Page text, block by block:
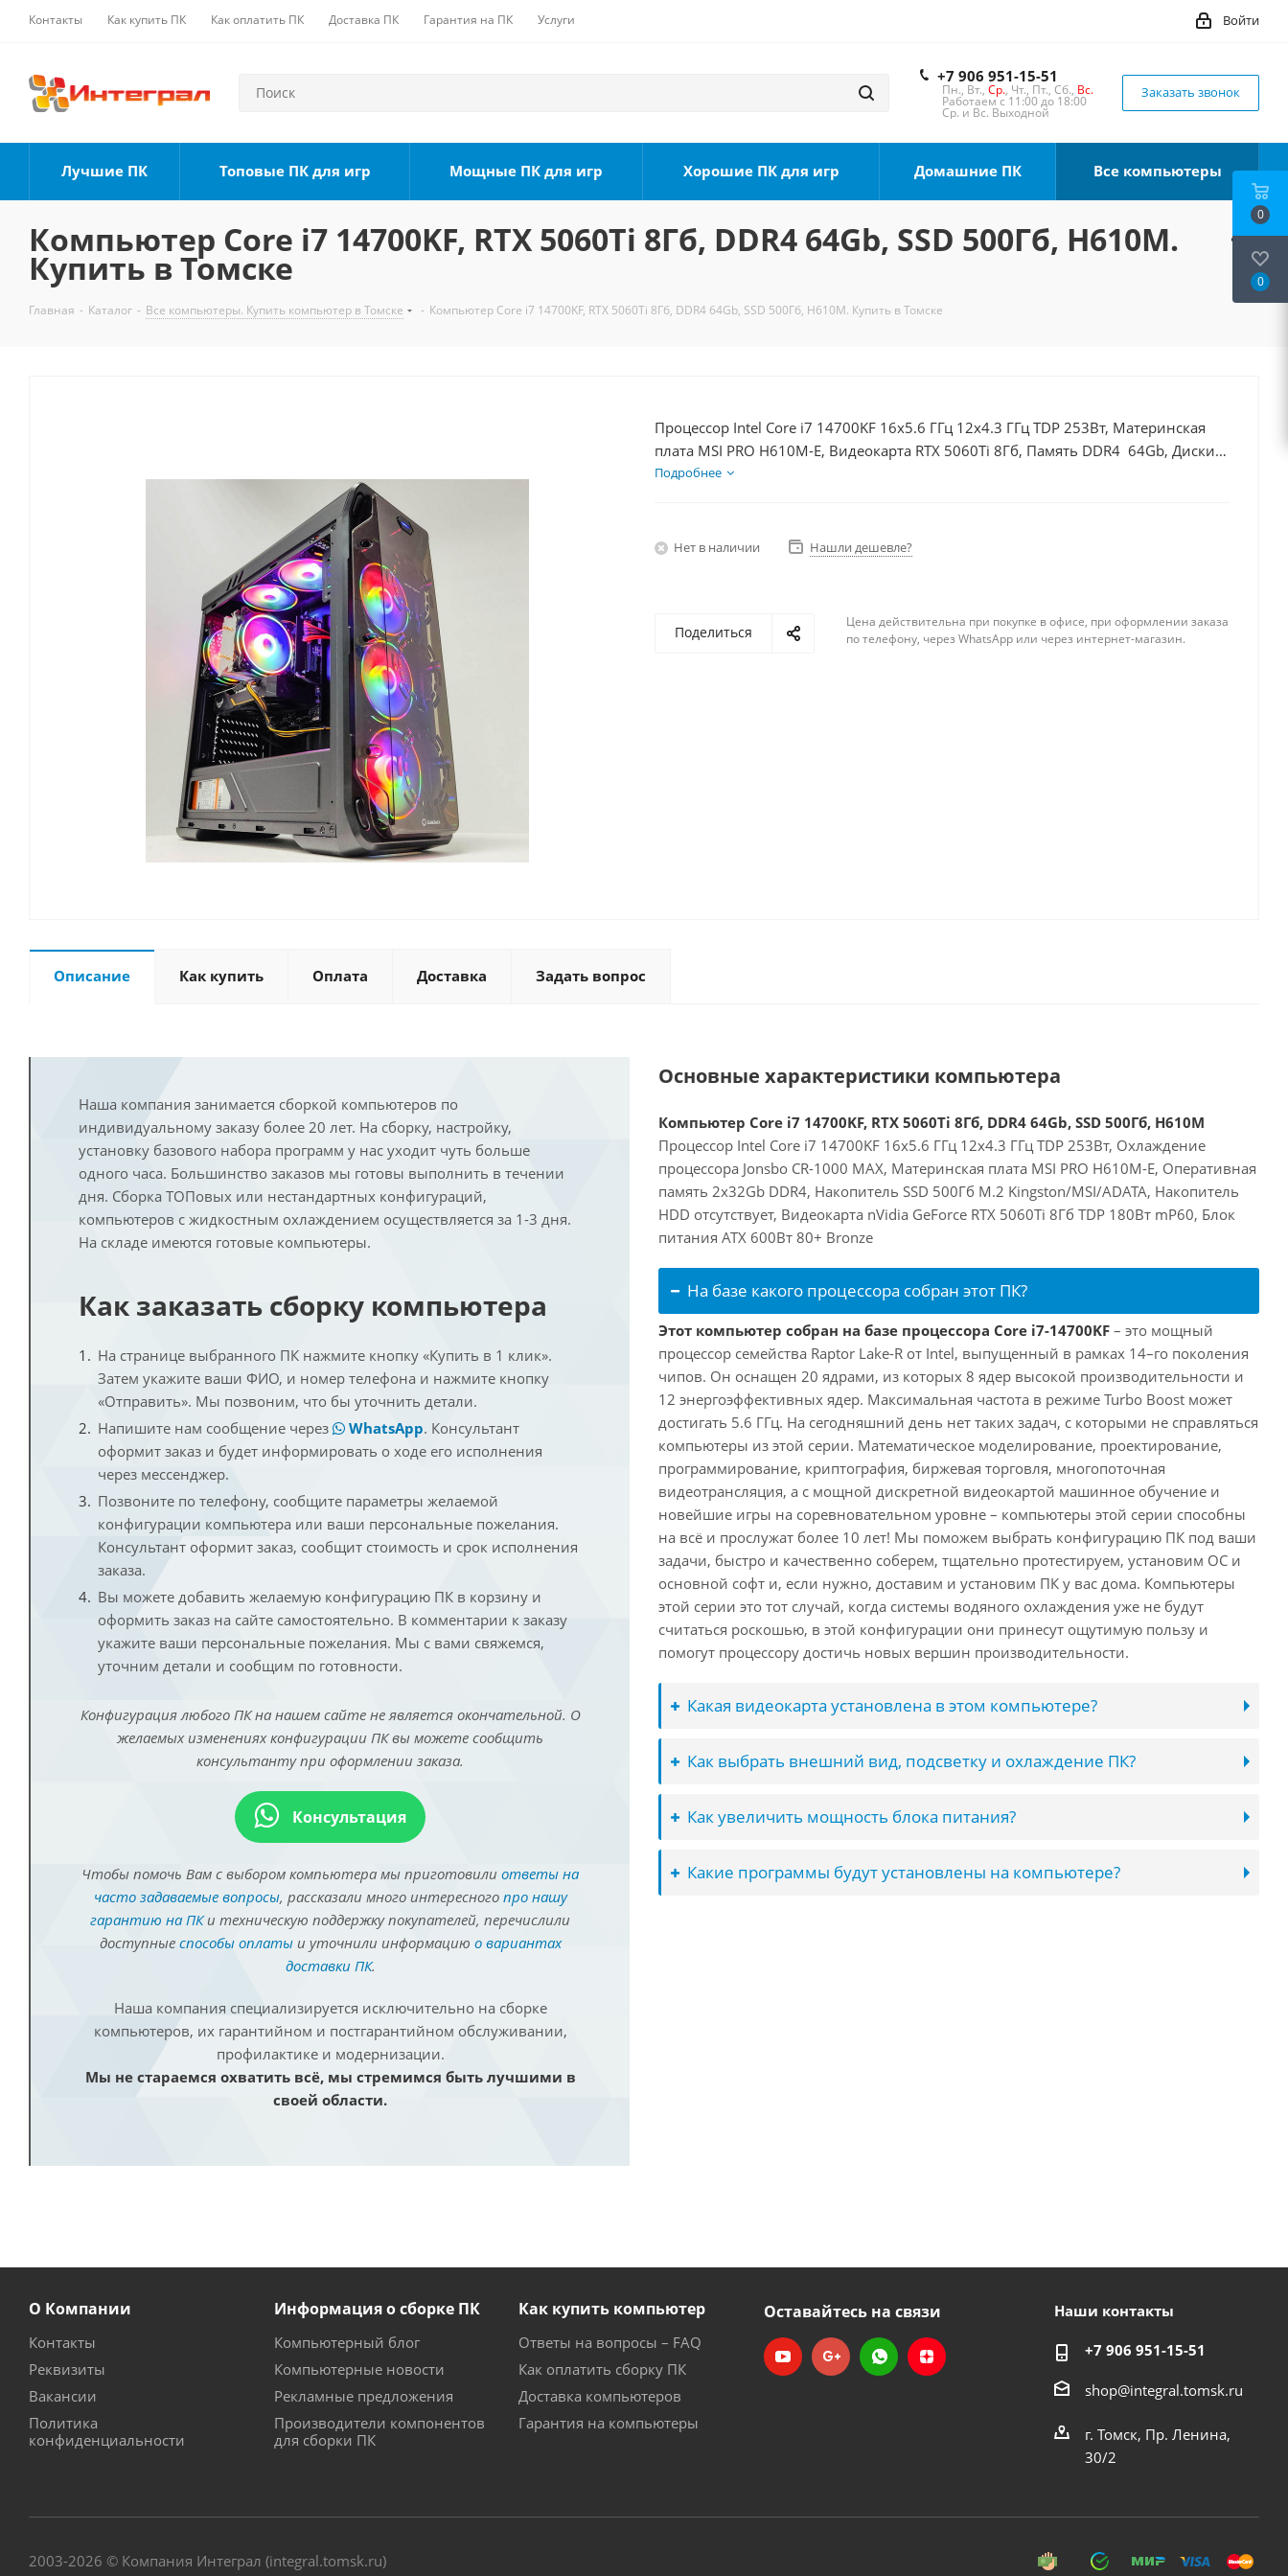
Контакты Как купить ПК Как оплатить ПК Доставка ПК Гарантия на ПК Услуги Войти
+7 906 951-15-51
Пн., Вт., Ср., Чт., Пт., Сб., Вс.
Работаем с 11:00 до 18:00
Ср. и Вс. Выходной
Заказать звонок
Лучшие ПК Топовые ПК для игр Мощные ПК для игр Хорошие ПК для игр Домашние ПК Все компьютеры
Компьютер Core i7 14700KF, RTX 5060Ti 8Гб, DDR4 64Gb, SSD 500Гб, H610M.
Купить в Томске
Главная - Каталог - Все компьютеры. Купить компьютер в Томске - Компьютер Core i7 14700KF, RTX 5060Ti 8Гб, DDR4 64Gb, SSD 500Гб, H610M. Купить в Томске
Процессор Intel Core i7 14700KF 16x5.6 ГГц 12x4.3 ГГц TDP 253Вт, Материнская
плата MSI PRO H610M-E, Видеокарта RTX 5060Ti 8Гб, Память DDR4 64Gb, Диски
SSD 500Гб, БП 600Вт
Подробнее
Нет в наличии Нашли дешевле?
Поделиться
Цена действительна при покупке в офисе, при оформлении заказа
по телефону, через WhatsApp или через интернет-магазин.
Описание Как купить Оплата Доставка Задать вопрос
Наша компания занимается сборкой компьютеров по
индивидуальному заказу более 20 лет. На сборку, настройку,
установку базового набора программ у нас уходит чуть больше
одного часа. Большинство заказов мы готовы выполнить в течении
дня. Сборка ТОПовых или нестандартных конфигураций,
компьютеров с жидкостным охлаждением осуществляется за 1-3 дня.
На складе имеются готовые компьютеры.
Как заказать сборку компьютера
На странице выбранного ПК нажмите кнопку «Купить в 1 клик».
Затем укажите ваши ФИО, и номер телефона и нажмите кнопку
«Отправить». Мы позвоним, что бы уточнить детали.
Напишите нам сообщение через
WhatsApp. Консультант
оформит заказ и будет информировать о ходе его исполнения
через мессенджер.
Позвоните по телефону, сообщите параметры желаемой
конфигурации компьютера или ваши персональные пожелания.
Консультант оформит заказ, сообщит стоимость и срок исполнения
заказа.
Вы можете добавить желаемую конфигурацию ПК в корзину и
оформить заказ на сайте самостоятельно. В комментарии к заказу
укажите ваши персональные пожелания. Мы с вами свяжемся,
уточним детали и сообщим по готовности.
Конфигурация любого ПК на нашем сайте не является окончательной. О
желаемых изменениях конфигурации ПК вы можете сообщить
консультанту при оформлении заказа.
Консультация
Чтобы помочь Вам с выбором компьютера мы приготовили ответы на
часто задаваемые вопросы, рассказали много интересного про нашу
гарантию на ПКи техническую поддержку покупателей, перечислили
доступные способы оплатыи уточнили информацию о вариантах
доставки ПК.
Наша компания специализируется исключительно на сборке
компьютеров, их гарантийном и постгарантийном обслуживании,
профилактике и модернизации.
Мы не стараемся охватить всё, мы стремимся быть лучшими в
своей области.
Основные характеристики компьютера
Компьютер Core i7 14700KF, RTX 5060Ti 8Гб, DDR4 64Gb, SSD 500Гб, H610M
Процессор Intel Core i7 14700KF 16x5.6 ГГц 12x4.3 ГГц TDP 253Вт, Охлаждение
процессора Jonsbo CR-1000 MAX, Материнская плата MSI PRO H610M-E, Оперативная
память 2x32Gb DDR4, Накопитель SSD 500Гб M.2 Kingston/MSI/ADATA, Накопитель
HDD отсутствует, Видеокарта nVidia GeForce RTX 5060Ti 8Гб TDP 180Вт mP60, Блок
питания ATX 600Вт 80+ Bronze
На базе какого процессора собран этот ПК?
Этот компьютер собран на базе процессора Core i7-14700KF – это мощный
процессор семейства Raptor Lake-R от Intel, выпущенный в рамках 14–го поколения
чипов. Он оснащен 20 ядрами, из которых 8 ядер высокой производительности и
12 энергоэффективных ядер. Максимальная частота в режиме Turbo Boost может
достигать 5.6 ГГц. На сегодняшний день нет таких задач, с которыми не справляться
компьютеры из этой серии. Математическое моделирование, проектирование,
программирование, криптография, биржевая торговля, многопоточная
видеотрансляция, а с мощной дискретной видеокартой машинное обучение и
новейшие игры на соревновательном уровне – компьютеры этой серии способны
на всё и прослужат более 10 лет! Мы поможем выбрать конфигурацию ПК под ваши
задачи, быстро и качественно соберем, тщательно протестируем, установим ОС и
основной софт и, если нужно, доставим и установим ПК у вас дома. Компьютеры
этой серии это тот случай, когда системы водяного охлаждения уже не будут
считаться роскошью, в этой конфигурации они принесут ощутимую пользу и
помогут процессору достичь новых вершин производительности.
Какая видеокарта установлена в этом компьютере?
Как выбрать внешний вид, подсветку и охлаждение ПК?
Как увеличить мощность блока питания?
Какие программы будут установлены на компьютере?
О Компании
Контакты
Реквизиты
Вакансии
Политика
конфиденциальности
Информация о сборке ПК
Компьютерный блог
Компьютерные новости
Рекламные предложения
Производители компонентов
для сборки ПК
Как купить компьютер
Ответы на вопросы – FAQ
Как оплатить сборку ПК
Доставка компьютеров
Гарантия на компьютеры
Оставайтесь на связи Наши контакты
+7 906 951-15-51
shop@integral.tomsk.ru
г. Томск, Пр. Ленина,
30/2
2003-2026 © Компания Интеграл (integral.tomsk.ru)
0
0